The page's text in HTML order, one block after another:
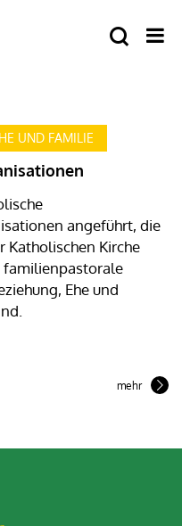
UND FAMILIE
angeführt, die
Katholischen Kirche
familienpastorale
Ehe und
mehr